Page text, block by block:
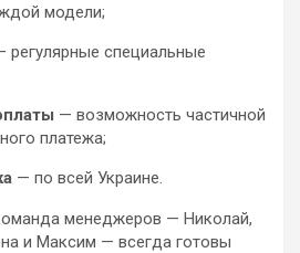
модели;
регулярные специальные
— возможность частичной
платежа;
— по всей Украине.
менеджеров — Николай,
и Максим — всегда готовы